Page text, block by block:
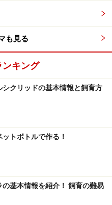
も見る
ンキング
シクリッドの基本情報と飼育方
トボトルで作る！
の基本情報を紹介！ 飼育の難易